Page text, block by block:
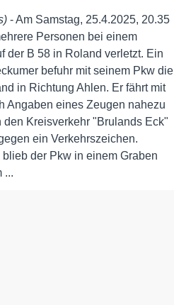
- Am Samstag, 25.4.2025, 20.35
Personen bei einem
der B 58 in Roland verletzt. Ein
befuhr mit seinem Pkw die
in Richtung Ahlen. Er fährt mit
Angaben eines Zeugen nahezu
den Kreisverkehr "Brulands Eck"
ein Verkehrszeichen.
der Pkw in einem Graben
...